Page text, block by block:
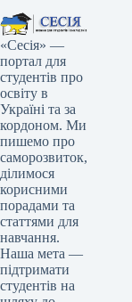
«Сесія» —
портал для
студентів про
освіту в
Україні та за
кордоном. Ми
пишемо про
саморозвиток,
ділимося
корисними
порадами та
статтями для
навчання.
Наша мета —
підтримати
студентів на